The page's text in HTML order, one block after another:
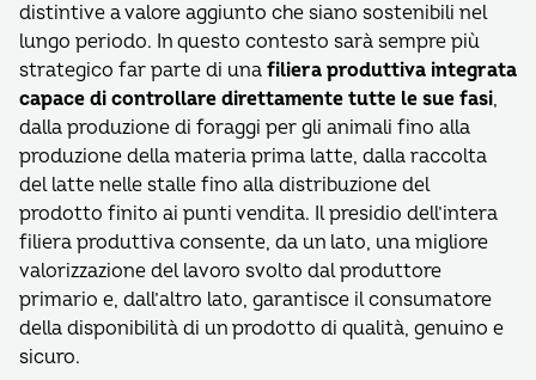
distintive a valore aggiunto che siano sostenibili nel
lungo periodo. In questo contesto sarà sempre più
strategico far parte di una filiera produttiva integrata
capace di controllare direttamente tutte le sue fasi,
dalla produzione di foraggi per gli animali fino alla
produzione della materia prima latte, dalla raccolta
del latte nelle stalle fino alla distribuzione del
prodotto finito ai punti vendita. Il presidio dell’intera
filiera produttiva consente, da un lato, una migliore
valorizzazione del lavoro svolto dal produttore
primario e, dall’altro lato, garantisce il consumatore
della disponibilità di un prodotto di qualità, genuino e
sicuro.